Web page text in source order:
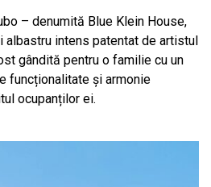
– denumită Blue Klein House,
albastru intens patentat de artistul
gândită pentru o familie cu un
funcționalitate și armonie
ocupanților ei.